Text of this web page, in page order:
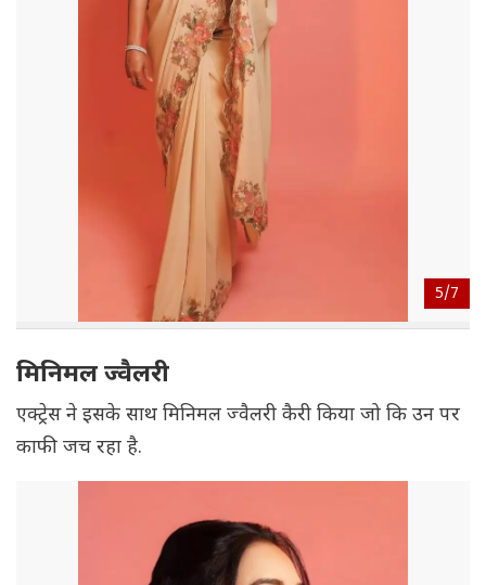
5/7
मिनिमल ज्वैलरी
एक्ट्रेस ने इसके साथ मिनिमल ज्वैलरी कैरी किया जो कि उन पर
काफी जच रहा है.